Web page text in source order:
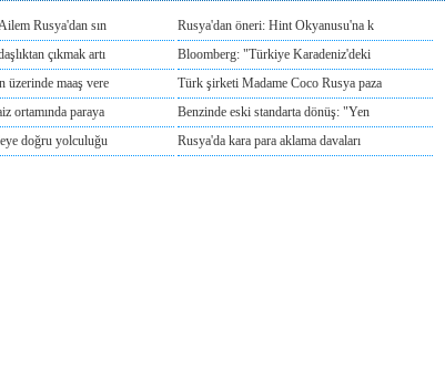
Rusya'dan sın
Rusya'dan öneri: Hint Okyanusu'na k
çıkmak artı
Bloomberg: "Türkiye Karadeniz'deki
üzerinde maaş vere
Türk şirketi Madame Coco Rusya paza
ortamında paraya
Benzinde eski standarta dönüş: "Yen
doğru yolculuğu
Rusya'da kara para aklama davaları